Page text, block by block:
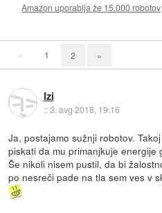
Amazon uporablja že 15.000 robotov
« 1 2 »
Izi
::3. avg 2018, 19:16
Ja, postajamo sužnji robotov.
piskati da mu primanjkuje
Še nikoli nisem pustil, da bi
po nesreči pade na tla sem ves v